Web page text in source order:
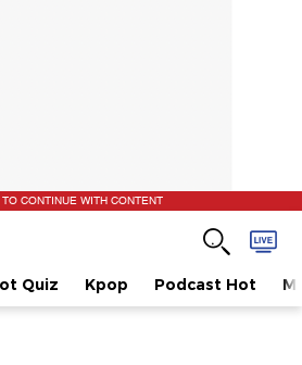
CONTINUE WITH CONTENT
Quiz Kpop Podcast Hot